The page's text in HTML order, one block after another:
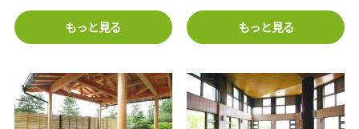
もっと見る もっと見る